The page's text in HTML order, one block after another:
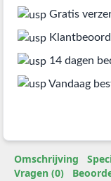
Gratis
14 dagen
Vandaag
Omschrijving
Vragen (0)